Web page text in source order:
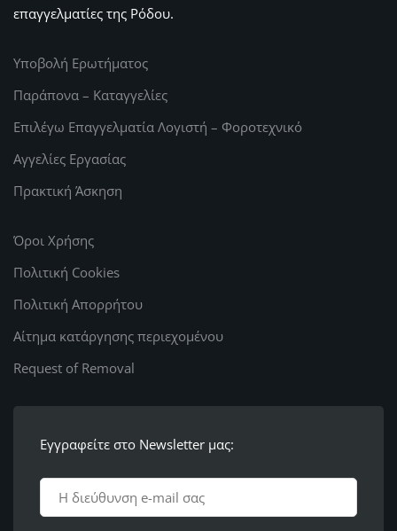
επαγγελματίες της Ρόδου.
Υποβολή Ερωτήματος
Παράπονα – Καταγγελίες
Επιλέγω Επαγγελματία Λογιστή – Φοροτεχνικό
Αγγελίες Εργασίας
Πρακτική Άσκηση
Όροι Χρήσης
Πολιτική Cookies
Πολιτική Απορρήτου
Αίτημα κατάργησης περιεχομένου
Request of Removal
Εγγραφείτε στο Newsletter μας: